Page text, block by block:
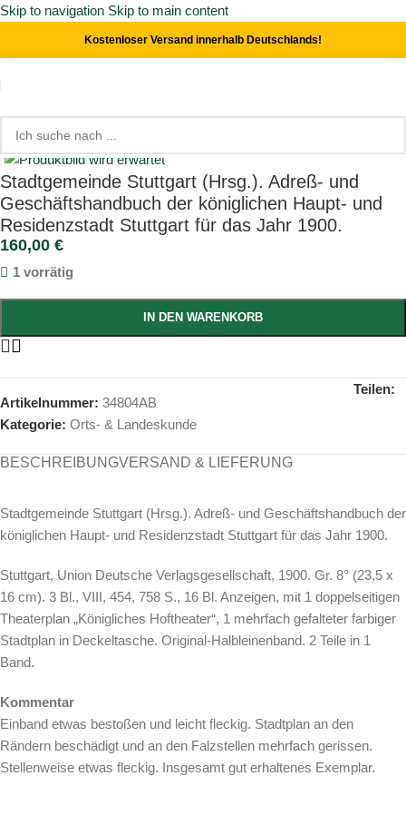
Skip to navigation Skip to main content
Kostenloser Versand innerhalb Deutschlands!
Start/ Orts- & Landeskunde
Click to enlarge
Stadtgemeinde Stuttgart (Hrsg.). Adreß- und
Geschäftshandbuch der königlichen Haupt- und
Residenzstadt Stuttgart für das Jahr 1900.
160,00 €
1 vorrätig
IN DEN WARENKORB
Artikelnummer: 34804AB
Kategorie: Orts- & Landeskunde
Teilen:
BESCHREIBUNGVERSAND & LIEFERUNG
Stadtgemeinde Stuttgart (Hrsg.). Adreß- und Geschäftshandbuch der
königlichen Haupt- und Residenzstadt Stuttgart für das Jahr 1900.
Stuttgart, Union Deutsche Verlagsgesellschaft, 1900. Gr. 8° (23,5 x
16 cm). 3 Bl., VIII, 454, 758 S., 16 Bl. Anzeigen, mit 1 doppelseitigen
Theaterplan „Königliches Hoftheater“, 1 mehrfach gefalteter farbiger
Stadtplan in Deckeltasche. Original-Halbleinenband. 2 Teile in 1
Band.
Kommentar
Einband etwas bestoßen und leicht fleckig. Stadtplan an den
Rändern beschädigt und an den Falzstellen mehrfach gerissen.
Stellenweise etwas fleckig. Insgesamt gut erhaltenes Exemplar.